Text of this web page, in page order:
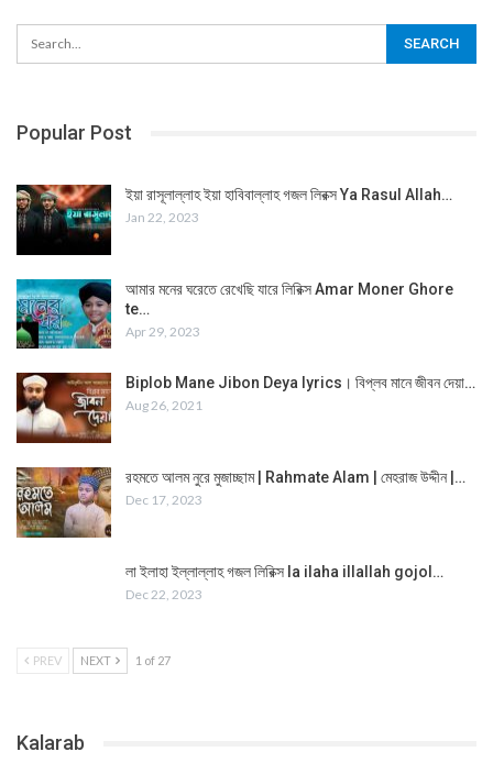
Popular Post
ইয়া রাসূলাল্লাহ ইয়া হাবিবাল্লাহ গজল লিরক্স Ya Rasul Allah…
Jan 22, 2023
আমার মনের ঘরেতে রেখেছি যারে লিরিক্স Amar Moner Ghore
te…
Apr 29, 2023
Biplob Mane Jibon Deya lyrics। বিপ্লব মানে জীবন দেয়া…
Aug 26, 2021
রহমতে আলম নুরে মুজাচ্ছাম | Rahmate Alam | মেহরাজ উদ্দীন |…
Dec 17, 2023
লা ইলাহা ইল্লাল্লাহ গজল লিরিক্স la ilaha illallah gojol…
Dec 22, 2023
PREV NEXT 1 of 27
Kalarab